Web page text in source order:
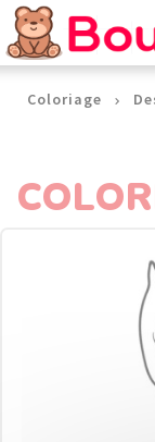
Coloriage
Panneau de